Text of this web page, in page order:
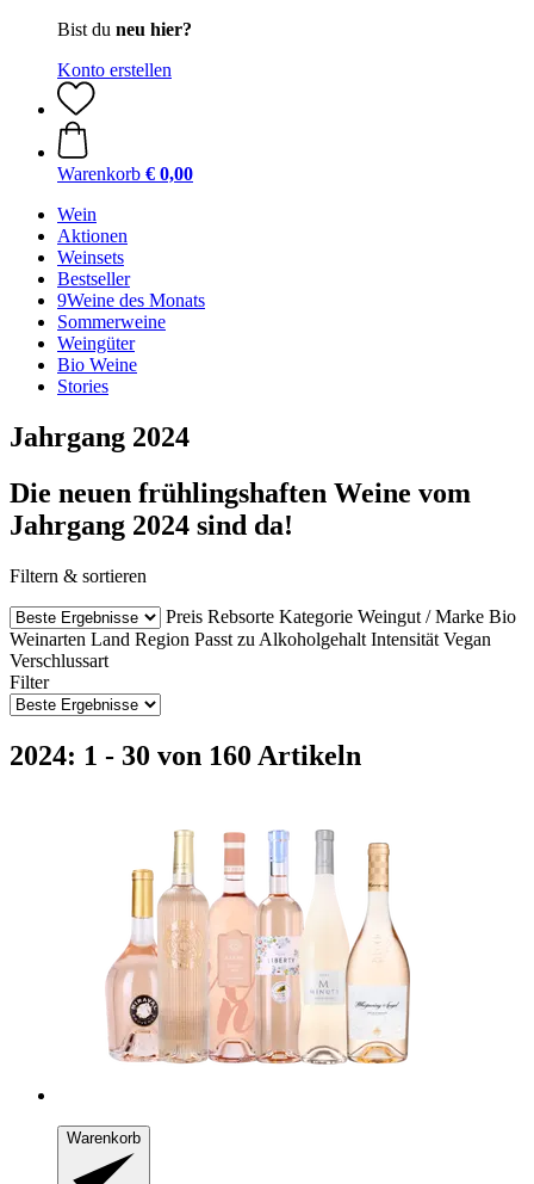
Bist du neu hier?
Konto erstellen
Warenkorb € 0,00
Wein
Aktionen
Weinsets
Bestseller
9Weine des Monats
Sommerweine
Weingüter
Bio Weine
Stories
Jahrgang 2024
Die neuen frühlingshaften Weine vom
Jahrgang 2024 sind da!
Filtern & sortieren
Preis Rebsorte Kategorie Weingut / Marke Bio
Weinarten Land Region Passt zu Alkoholgehalt Intensität Vegan
Verschlussart
Filter
2024: 1 - 30 von 160 Artikeln
Warenkorb